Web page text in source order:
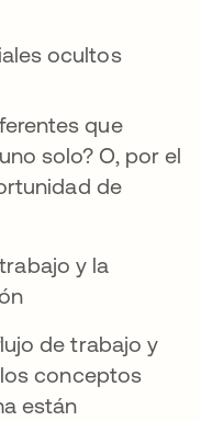
ocultos
que
solo? O, por el
de
y la
de trabajo y
conceptos
están